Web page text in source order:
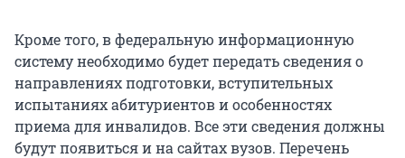
Кроме того, в федеральную информационную
систему необходимо будет передать сведения о
направлениях подготовки, вступительных
испытаниях абитуриентов и особенностях
приема для инвалидов. Все эти сведения должны
будут появиться и на сайтах вузов. Перечень